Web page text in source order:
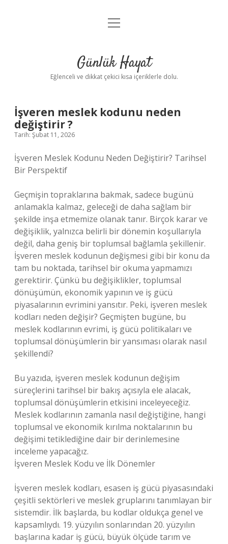
Anasayfa
Yasal Uyarı
menüyü
Günlük Hayat
Eğlenceli ve dikkat çekici kısa içeriklerle dolu.
İşveren meslek kodunu neden
değiştirir ?
Tarih: Şubat 11, 2026
İşveren Meslek Kodunu Neden Değiştirir? Tarihsel
Bir Perspektif
Geçmişin topraklarına bakmak, sadece bugünü
anlamakla kalmaz, geleceği de daha sağlam bir
şekilde inşa etmemize olanak tanır. Birçok karar ve
değişiklik, yalnızca belirli bir dönemin koşullarıyla
değil, daha geniş bir toplumsal bağlamla şekillenir.
İşveren meslek kodunun değişmesi gibi bir konu da
tam bu noktada, tarihsel bir okuma yapmamızı
gerektirir. Çünkü bu değişiklikler, toplumsal
dönüşümün, ekonomik yapının ve iş gücü
piyasalarının evrimini yansıtır. Peki, işveren meslek
kodları neden değişir? Geçmişten bugüne, bu
meslek kodlarının evrimi, iş gücü politikaları ve
toplumsal dönüşümlerin bir yansıması olarak nasıl
şekillendi?
Bu yazıda, işveren meslek kodunun değişim
süreçlerini tarihsel bir bakış açısıyla ele alacak,
toplumsal dönüşümlerin etkisini inceleyeceğiz.
Meslek kodlarının zamanla nasıl değiştiğine, hangi
toplumsal ve ekonomik kırılma noktalarının bu
değişimi tetiklediğine dair bir derinlemesine
inceleme yapacağız.
İşveren Meslek Kodu ve İlk Dönemler
İşveren meslek kodları, esasen iş gücü piyasasındaki
çeşitli sektörleri ve meslek gruplarını tanımlayan bir
sistemdir. İlk başlarda, bu kodlar oldukça genel ve
kapsamlıydı. 19. yüzyılın sonlarından 20. yüzyılın
başlarına kadar iş gücü, büyük ölçüde tarım ve